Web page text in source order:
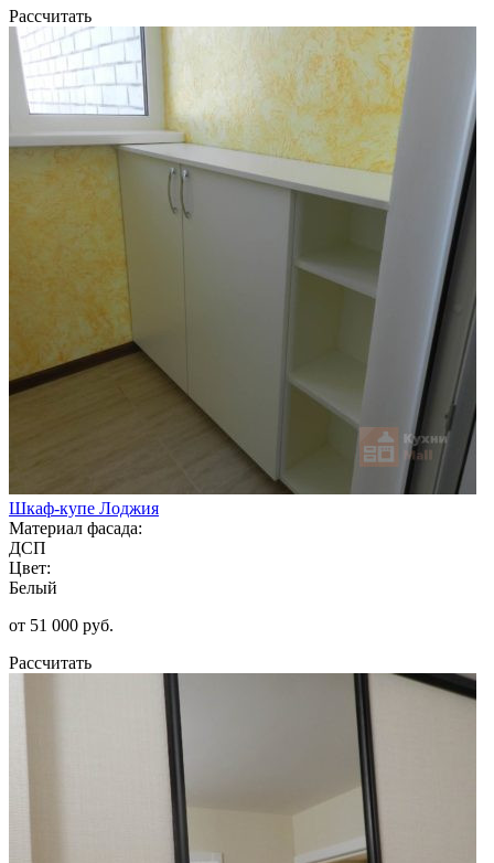
Рассчитать
Шкаф-купе Лоджия
Материал фасада:
ДСП
Цвет:
Белый
от 51 000 руб.
Рассчитать